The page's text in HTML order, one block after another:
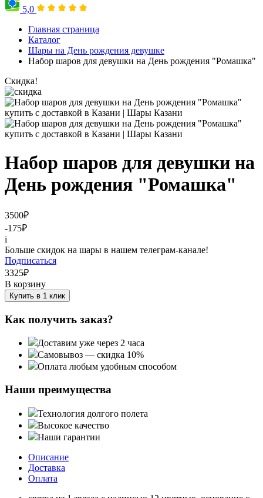
5,0
Главная страница
Каталог
Шары на День рождения девушке
Набор шаров для девушки на День рождения "Ромашка"
Скидка!
Набор шаров для девушки на
День рождения "Ромашка"
3500₽
-175₽
i
Больше скидок на шары в нашем телеграм-канале!
Подписаться
3325₽
В корзину
Купить в 1 клик
Как получить заказ?
Доставим уже через 2 часа
Самовывоз — скидка 10%
Оплата любым удобным способом
Наши преимущества
Технология долгого полета
Высокое качество
Наши гарантии
Описание
Доставка
Оплата